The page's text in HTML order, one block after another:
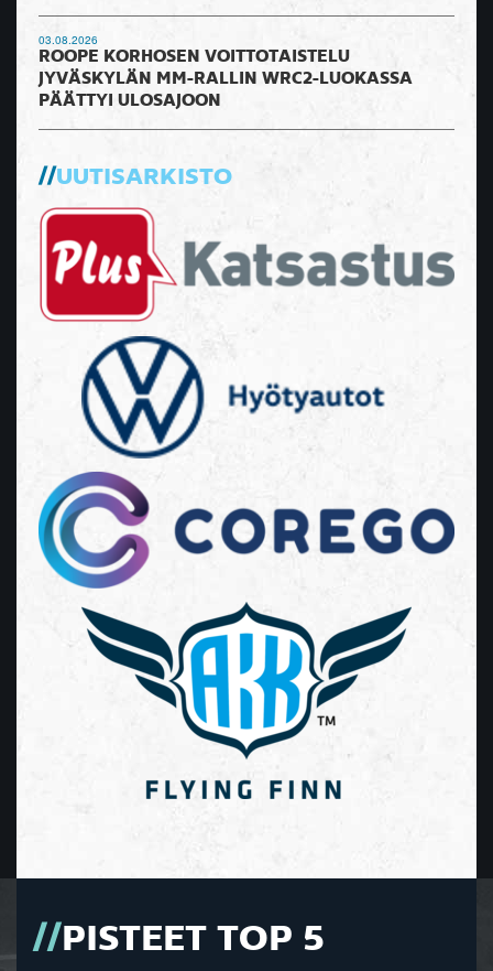
03.08.2026
ROOPE KORHOSEN VOITTOTAISTELU
JYVÄSKYLÄN MM-RALLIN WRC2-LUOKASSA
PÄÄTTYI ULOSAJOON
UUTISARKISTO
PISTEET TOP 5